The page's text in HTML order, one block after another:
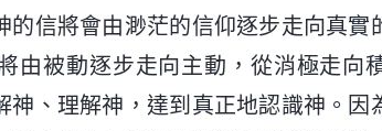
的信將會由渺茫的信仰逐步走向真實
由被動逐步走向主動，從消極走向
神、理解神，達到真正地認識神。因